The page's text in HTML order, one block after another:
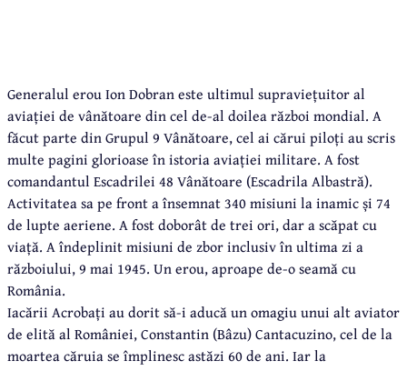
Generalul erou Ion Dobran este ultimul supraviețuitor al
aviației de vânătoare din cel de-al doilea război mondial. A
făcut parte din Grupul 9 Vânătoare, cel ai cărui piloți au scris
multe pagini glorioase în istoria aviației militare. A fost
comandantul Escadrilei 48 Vânătoare (Escadrila Albastră).
Activitatea sa pe front a însemnat 340 misiuni la inamic și 74
de lupte aeriene. A fost doborât de trei ori, dar a scăpat cu
viață. A îndeplinit misiuni de zbor inclusiv în ultima zi a
războiului, 9 mai 1945. Un erou, aproape de-o seamă cu
România.
Iacării Acrobați au dorit să-i aducă un omagiu unui alt aviator
de elită al României, Constantin (Bâzu) Cantacuzino, cel de la
moartea căruia se împlinesc astăzi 60 de ani. Iar la